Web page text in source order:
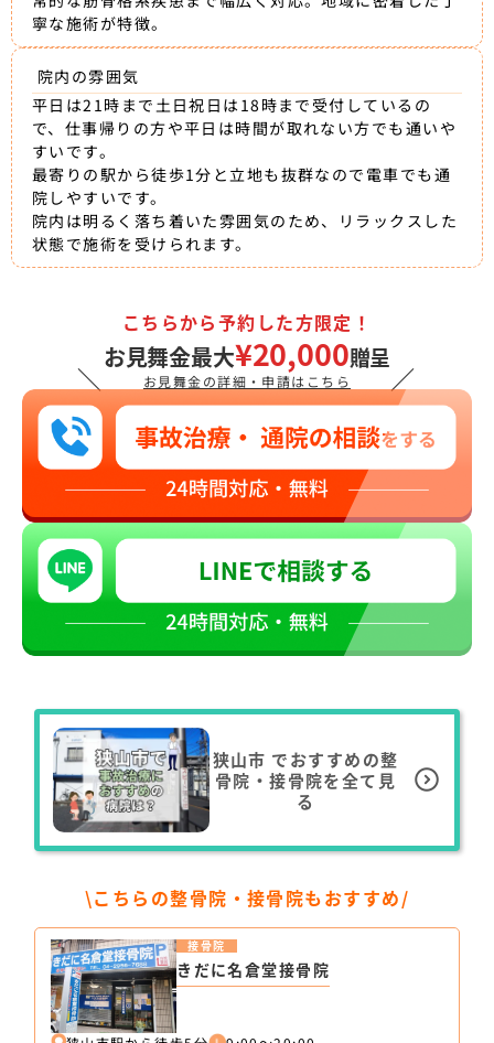
寧な施術が特徴。
院内の雰囲気
平日は21時まで土日祝日は18時まで受付しているの
で、仕事帰りの方や平日は時間が取れない方でも通いや
すいです。
最寄りの駅から徒歩1分と立地も抜群なので電車でも通
院しやすいです。
院内は明るく落ち着いた雰囲気のため、リラックスした
状態で施術を受けられます。
＼
こちらから予約した方限定！
お見舞金最大¥20,000贈呈
お見舞金の詳細・申請はこちら ／
狭山市 でおすすめの整
骨院・接骨院を全て見
る
\こちらの整骨院・接骨院もおすすめ/
きだに名倉堂接骨院
接骨院